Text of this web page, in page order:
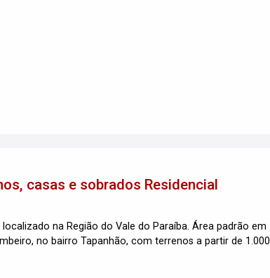
casas e sobrados Residencial
na Região do Vale do Paraíba. Área padrão em
no bairro Tapanhão, com terrenos a partir de 1.000